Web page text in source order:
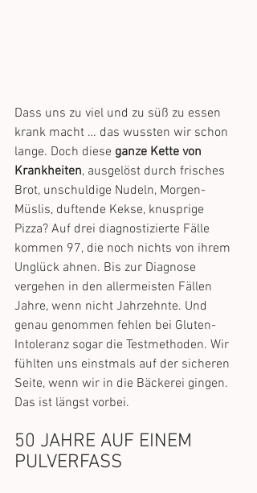
Dass uns zu viel und zu süß zu essen
krank macht … das wussten wir schon
lange. Doch diese ganze Kette von
Krankheiten, ausgelöst durch frisches
Brot, unschuldige Nudeln, Morgen-
Müslis, duftende Kekse, knusprige
Pizza? Auf drei diagnostizierte Fälle
kommen 97, die noch nichts von ihrem
Unglück ahnen. Bis zur Diagnose
vergehen in den allermeisten Fällen
Jahre, wenn nicht Jahrzehnte. Und
genau genommen fehlen bei Gluten-
Intoleranz sogar die Testmethoden. Wir
fühlten uns einstmals auf der sicheren
Seite, wenn wir in die Bäckerei gingen.
Das ist längst vorbei.
50 JAHRE AUF EINEM
PULVERFASS